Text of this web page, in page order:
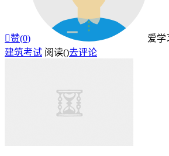
赞(0) 爱学
建筑考试 阅读()去评论